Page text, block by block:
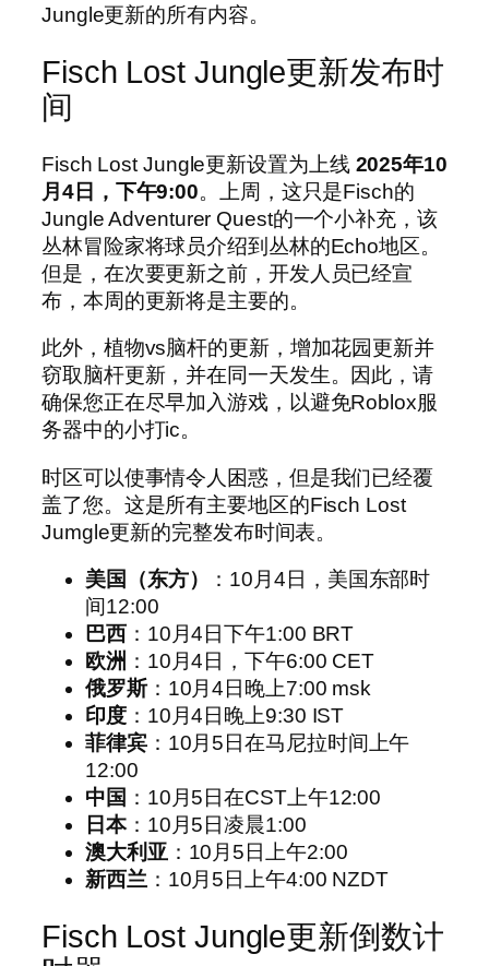
Jungle更新的所有内容。
Fisch Lost Jungle更新发布时
间
Fisch Lost Jungle更新设置为上线 2025年10
月4日，下午9:00。上周，这只是Fisch的
Jungle Adventurer Quest的一个小补充，该
丛林冒险家将球员介绍到丛林的Echo地区。
但是，在次要更新之前，开发人员已经宣
布，本周的更新将是主要的。
此外，植物vs脑杆的更新，增加花园更新并
窃取脑杆更新，并在同一天发生。因此，请
确保您正在尽早加入游戏，以避免Roblox服
务器中的小打ic。
时区可以使事情令人困惑，但是我们已经覆
盖了您。这是所有主要地区的Fisch Lost
Jumgle更新的完整发布时间表。
美国（东方）
：10月4日，美国东部时
间12:00
巴西：10月4日下午1:00 BRT
欧洲 ：10月4日，下午6:00 CET
俄罗斯：10月4日晚上7:00 msk
印度：10月4日晚上9:30 IST
菲律宾：10月5日在马尼拉时间上午
12:00
中国 ：10月5日在CST上午12:00
日本：10月5日凌晨1:00
澳大利亚：10月5日上午2:00
新西兰：10月5日上午4:00 NZDT
Fisch Lost Jungle更新倒数计